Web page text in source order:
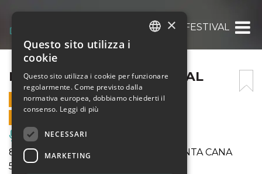
MI HABANA BAILA FESTIVAL
MI HABANA BAILA FESTIVAL
18 LUGLIO 2026 - 17:00
VENDITE ONLINE TERMINATE
Musica, Eventi Live, Club
8 notti all’hotel SUNSCAPE COCO PUNTA CANA
5*****( All’inclusive)
×
Questo sito utilizza i
cookie
Questo sito utilizza i cookie per funzionare
regolarmente. Come previsto dalla
normativa europea, dobbiamo chiederti il
consenso. Leggi di più
NECESSARI
MARKETING